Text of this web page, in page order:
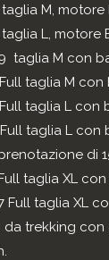
M,
L,
taglia M con
Full taglia M
Full taglia L
Full taglia L
di
taglia XL
Full taglia XL
da trekking